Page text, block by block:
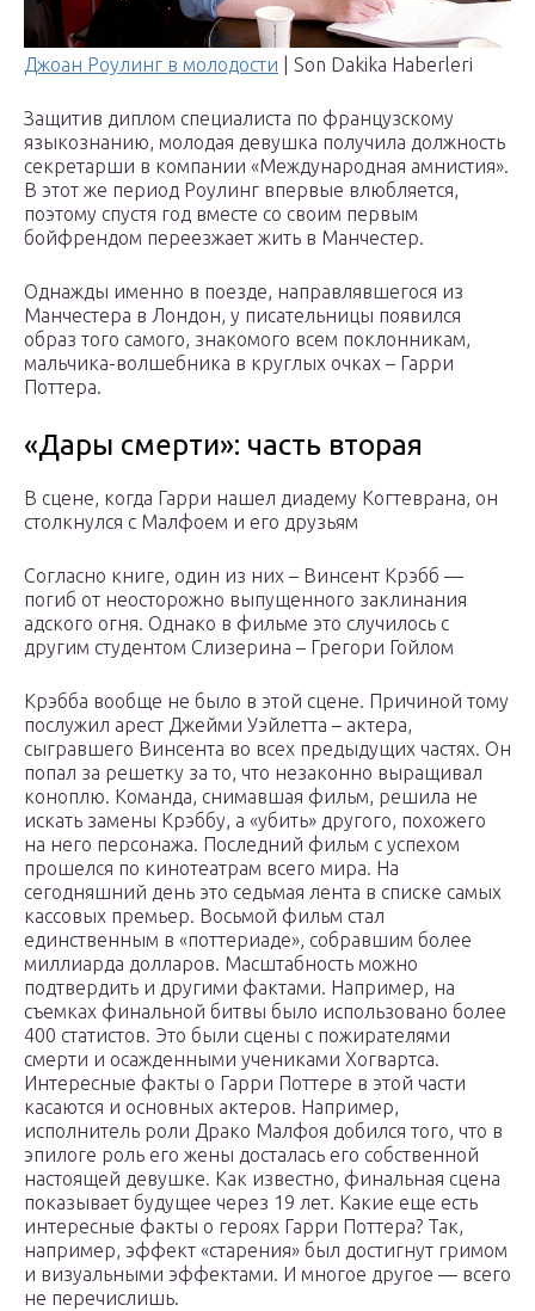
Джоан Роулинг в молодости | Son Dakika Haberleri
Защитив диплом специалиста по французскому
языкознанию, молодая девушка получила должность
секретарши в компании «Международная амнистия».
В этот же период Роулинг впервые влюбляется,
поэтому спустя год вместе со своим первым
бойфрендом переезжает жить в Манчестер.
Однажды именно в поезде, направлявшегося из
Манчестера в Лондон, у писательницы появился
образ того самого, знакомого всем поклонникам,
мальчика-волшебника в круглых очках – Гарри
Поттера.
«Дары смерти»: часть вторая
В сцене, когда Гарри нашел диадему Когтеврана, он
столкнулся с Малфоем и его друзьям
Согласно книге, один из них – Винсент Крэбб —
погиб от неосторожно выпущенного заклинания
адского огня. Однако в фильме это случилось с
другим студентом Слизерина – Грегори Гойлом
Крэбба вообще не было в этой сцене. Причиной тому
послужил арест Джейми Уэйлетта – актера,
сыгравшего Винсента во всех предыдущих частях. Он
попал за решетку за то, что незаконно выращивал
коноплю. Команда, снимавшая фильм, решила не
искать замены Крэббу, а «убить» другого, похожего
на него персонажа. Последний фильм с успехом
прошелся по кинотеатрам всего мира. На
сегодняшний день это седьмая лента в списке самых
кассовых премьер. Восьмой фильм стал
единственным в «поттериаде», собравшим более
миллиарда долларов. Масштабность можно
подтвердить и другими фактами. Например, на
съемках финальной битвы было использовано более
400 статистов. Это были сцены с пожирателями
смерти и осажденными учениками Хогвартса.
Интересные факты о Гарри Поттере в этой части
касаются и основных актеров. Например,
исполнитель роли Драко Малфоя добился того, что в
эпилоге роль его жены досталась его собственной
настоящей девушке. Как известно, финальная сцена
показывает будущее через 19 лет. Какие еще есть
интересные факты о героях Гарри Поттера? Так,
например, эффект «старения» был достигнут гримом
и визуальными эффектами. И многое другое — всего
не перечислишь.